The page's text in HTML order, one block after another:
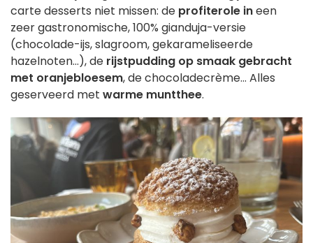
carte desserts niet missen: de profiterole ineen
zeer gastronomische, 100% gianduja-versie
(chocolade-ijs, slagroom, gekarameliseerde
hazelnoten...), de rijstpudding op smaak gebracht
met oranjebloesem, de chocoladecrème... Alles
geserveerd met warme muntthee.